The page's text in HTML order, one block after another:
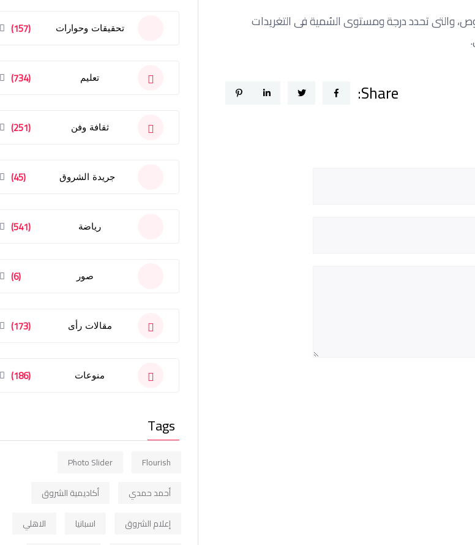
والتى تحدد درجة ومستوى السُمية فى التغريدات
Share:
تحقيقات وحوارات (157)
تعليم (734)
ثقافة وفن (251)
جريدة الشروق (45)
رياضة (541)
صور (6)
مقالات رأى (173)
منوعات (186)
Tags
Flourish
Photo Slider
أحمد حمدي
أكاديمية الشروق
إعلام الشروق
اسبانيا
الاهلي